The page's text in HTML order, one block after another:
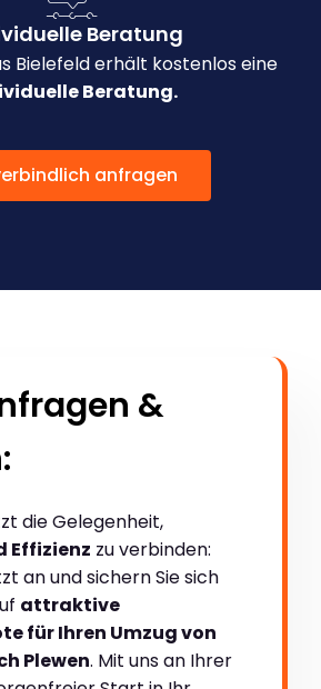
Beratung
Bielefeld erhält kostenlos eine
Beratung.
anfragen
&
die Gelegenheit,
Effizienz zu verbinden:
an und sichern Sie sich
attraktive
für Ihren Umzug von
Plewen. Mit uns an Ihrer